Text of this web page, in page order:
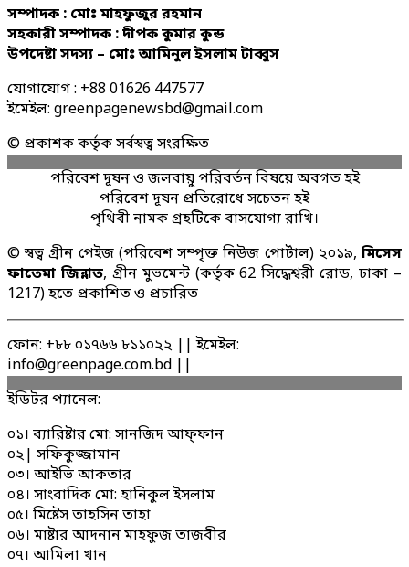
সম্পাদক : মোঃ মাহফুজুর রহমান
সহকারী সম্পাদক : দীপক কুমার কুন্ড
উপদেষ্টা সদস্য – মোঃ আমিনুল ইসলাম টাব্বুস
যোগাযোগ : +88 01626 447577
ইমেইল: greenpagenewsbd@gmail.com
© প্রকাশক কর্তৃক সর্বস্বত্ব সংরক্ষিত
পরিবেশ দূষন ও জলবায়ু পরিবর্তন বিষয়ে অবগত হই
পরিবেশ দূষন প্রতিরোধে সচেতন হই
পৃথিবী নামক গ্রহটিকে বাসযোগ্য রাখি।
© স্বত্ব গ্রীন পেইজ (পরিবেশ সম্পৃক্ত নিউজ পোর্টাল) ২০১৯, মিসেস
ফাতেমা জিন্নাত, গ্রীন মুভমেন্ট (কর্তৃক 62 সিদ্ধেশ্বরী রোড, ঢাকা –
1217) হতে প্রকাশিত ও প্রচারিত
ফোন: +৮৮ ০১৭৬৬ ৮১১০২২ || ইমেইল:
info@greenpage.com.bd ||
ইডিটর প্যানেল:
০১। ব্যারিষ্টার মো: সানজিদ আফ্ফান
০২| সফিকুজ্জামান
০৩। আইভি আকতার
০৪। সাংবাদিক মো: হানিকুল ইসলাম
০৫। মিষ্টেস তাহসিন তাহা
০৬। মাষ্টার আদনান মাহফুজ তাজবীর
০৭। আমিলা খান